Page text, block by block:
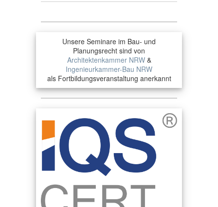
Unsere Seminare im Bau- und
Planungsrecht sind von
Architektenkammer NRW&
Ingenieurkammer-Bau NRW
als Fortbildungsveranstaltung anerkannt